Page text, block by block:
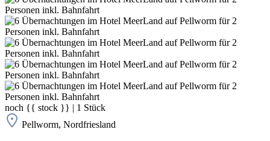
noch {{ stock }} | 1 Stück
Pellworm, Nordfriesland